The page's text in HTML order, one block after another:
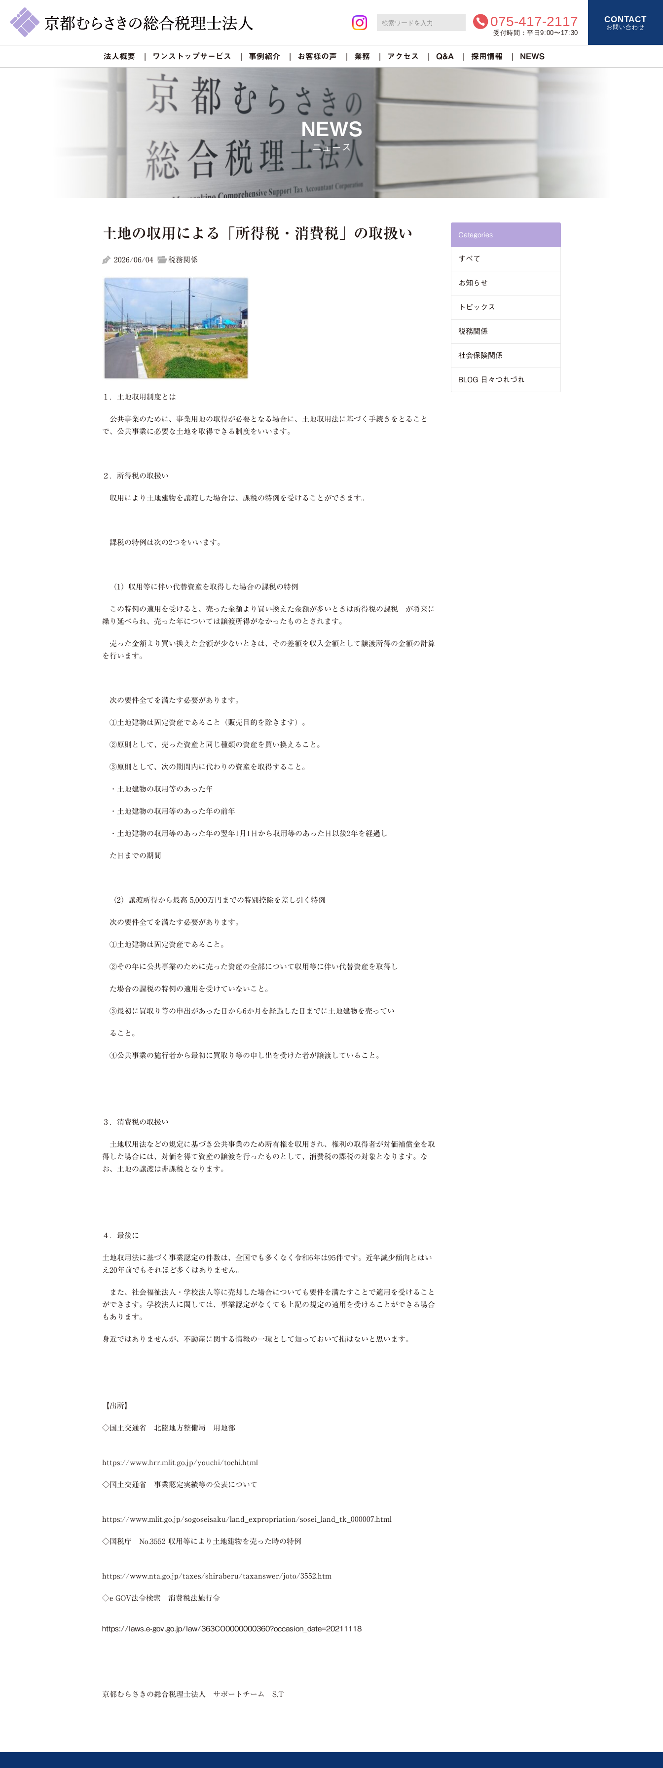
075-417-2117
受付時間：平日9:00〜17:30
CONTACT
お問い合わせ
法人概要 ワンストップサービス 事例紹介 お客様の声 業務 アクセス Q&A 採用情報 NEWS
NEWS
ニュース
Categories
すべて
お知らせ
トピックス
税務関係
社会保険関係
BLOG 日々つれづれ
土地の収用による「所得税・消費税」の取扱い
2026/06/04 税務関係
１．土地収用制度とは
公共事業のために、事業用地の取得が必要となる場合に、土地収用法に基づく手続きをとること
で、公共事業に必要な土地を取得できる制度をいいます。
２．所得税の取扱い
収用により土地建物を譲渡した場合は、課税の特例を受けることができます。
課税の特例は次の2つをいいます。
（ 1 ）収用等に伴い代替資産を取得した場合の課税の特例
この特例の適用を受けると、売った金額より買い換えた金額が多いときは所得税の課税 が将来に
繰り延べられ、売った年については譲渡所得がなかったものとされます。
売った金額より買い換えた金額が少ないときは、その差額を収入金額として譲渡所得の金額の計算
を行います。
次の要件全てを満たす必要があります。
①土地建物は固定資産であること（販売目的を除きます）。
②原則として、売った資産と同じ種類の資産を買い換えること。
③原則として、次の期間内に代わりの資産を取得すること。
・土地建物の収用等のあった年
・土地建物の収用等のあった年の前年
・土地建物の収用等のあった年の翌年1 月 1 日から収用等のあった日以後2年を経過し
た日までの期間
（2 ）譲渡所得から最高 5,000万円までの特別控除を差し引く特例
次の要件全てを満たす必要があります。
①土地建物は固定資産であること。
②その年に公共事業のために売った資産の全部について収用等に伴い代替資産を取得し
た場合の課税の特例の適用を受けていないこと。
③最初に買取り等の申出があった日から6か月を経過した日までに土地建物を売ってい
ること。
④公共事業の施行者から最初に買取り等の申し出を受けた者が譲渡していること。
３．消費税の取扱い
土地収用法などの規定に基づき公共事業のため所有権を収用され、権利の取得者が対価補償金を取
得した場合には、対価を得て資産の譲渡を行ったものとして、消費税の課税の対象となります。な
お、土地の譲渡は非課税となります。
４．最後に
土地収用法に基づく事業認定の件数は、全国でも多くなく令和6年は95件です。近年減少傾向とはい
え 20年前でもそれほど多くはありません。
また、社会福祉法人・学校法人等に売却した場合についても要件を満たすことで適用を受けること
ができます。学校法人に関しては、事業認定がなくても上記の規定の適用を受けることができる場合
もあります。
身近ではありませんが、不動産に関する情報の一環として知っておいて損はないと思います。
【出所】
◇国土交通省 北陸地方整備局 用地部
https://www.hrr.mlit.go.jp/youchi/tochi.html
◇国土交通省 事業認定実績等の公表について
https://www.mlit.go.jp/sogoseisaku/land_expropriation/sosei_land_tk_000007.html
◇国税庁 No.3552 収用等により土地建物を売った時の特例
https://www.nta.go.jp/taxes/shiraberu/taxanswer/joto/3552.htm
◇e-GOV法令検索 消費税法施行令
https://laws.e-gov.go.jp/law/363CO0000000360?occasion_date=20211118
京都むらさきの総合税理士法人 サポートチーム S.T